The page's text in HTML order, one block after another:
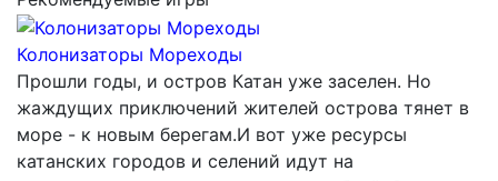
Колонизаторы Мореходы
Прошли годы, и остров Катан уже заселен. Но
жаждущих приключений жителей острова тянет в
море - к новым берегам.И вот уже ресурсы
катанских городов и селений идут на